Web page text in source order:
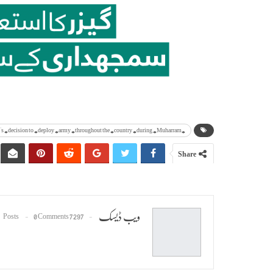
Share
ویب ڈیسک 7297 Posts
0 Comments